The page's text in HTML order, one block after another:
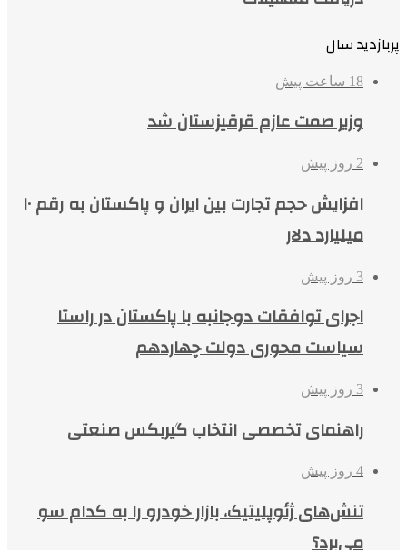
پربازدید سال
18 ساعت پیش
وزیر صمت عازم قرقیزستان شد
2 روز پیش
افزایش حجم تجارت بین ایران و پاکستان به رقم ۱۰
میلیارد دلار
3 روز پیش
اجرای توافقات دوجانبه با پاکستان در راستا
سیاست محوری دولت چهاردهم
3 روز پیش
راهنمای تخصصی انتخاب گیربکس صنعتی
4 روز پیش
تنش‌های ژئوپلیتیک، بازار خودرو را به کدام سو
می‌برد؟